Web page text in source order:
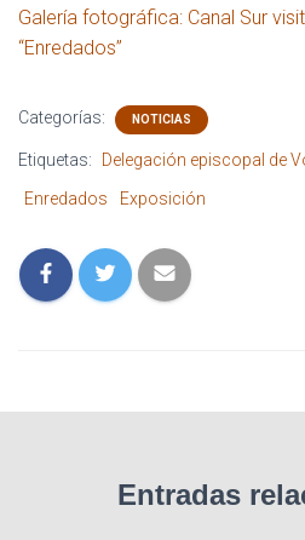
Galería fotográfica: Canal Sur
“Enredados”
Categorías: NOTICIAS
Etiquetas:
Delegación episcopal de
Enredados
Exposición
Entradas